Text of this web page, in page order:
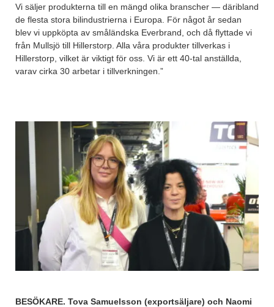
Vi säljer produkterna till en mängd olika branscher — däribland
de flesta stora bilindustrierna i Europa. För något år sedan
blev vi uppköpta av småländska Everbrand, och då flyttade vi
från Mullsjö till Hillerstorp. Alla våra produkter tillverkas i
Hillerstorp, vilket är viktigt för oss. Vi är ett 40-tal anställda,
varav cirka 30 arbetar i tillverkningen.”
BESÖKARE. Tova Samuelsson (exportsäljare) och Naomi